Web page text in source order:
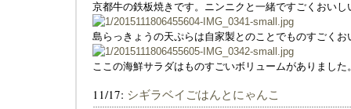
京都牛の鉄板焼きです。ニンニクと一緒ですごくおいし
島らっきょうの天ぷらは自家製とのことでものすごくお
ここの海鮮サラダはものすごいボリュームがありました
11/17: シギラベイごはんとにゃんこ